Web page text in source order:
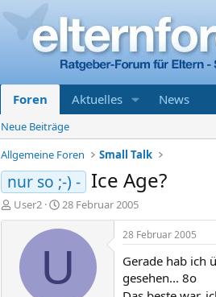
Foren Aktuelles News
Neue Beiträge
Allgemeine Foren
Small Talk
nur so ;-) - Ice Age?
E
r
User2
E
r
s
l
28 Februar 2005
U
28 Februar 2005
Gerade hab ich
gesehen... 8o